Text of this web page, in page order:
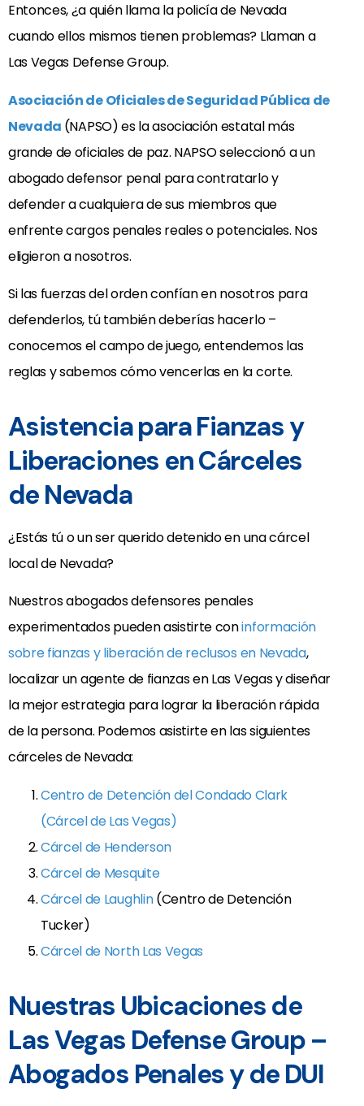
Entonces, ¿a quién llama la policía de Nevada
cuando ellos mismos tienen problemas? Llaman a
Las Vegas Defense Group.
Asociación de Oficiales de Seguridad Pública de
Nevada (NAPSO) es la asociación estatal más
grande de oficiales de paz. NAPSO seleccionó a un
abogado defensor penal para contratarlo y
defender a cualquiera de sus miembros que
enfrente cargos penales reales o potenciales. Nos
eligieron a nosotros.
Si las fuerzas del orden confían en nosotros para
defenderlos, tú también deberías hacerlo –
conocemos el campo de juego, entendemos las
reglas y sabemos cómo vencerlas en la corte.
Asistencia para Fianzas y
Liberaciones en Cárceles
de Nevada
¿Estás tú o un ser querido detenido en una cárcel
local de Nevada?
Nuestros abogados defensores penales
experimentados pueden asistirte coninformación
sobre fianzas y liberación de reclusos en Nevada,
localizar un agente de fianzas en Las Vegas y diseñar
la mejor estrategia para lograr la liberación rápida
de la persona. Podemos asistirte en las siguientes
cárceles de Nevada:
Centro de Detención del Condado Clark
(Cárcel de Las Vegas)
Cárcel de Henderson
Cárcel de Mesquite
Cárcel de Laughlin(Centro de Detención
Tucker)
Cárcel de North Las Vegas
Nuestras Ubicaciones de
Las Vegas Defense Group –
Abogados Penales y de DUI